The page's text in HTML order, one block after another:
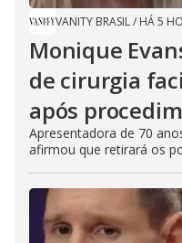
VANITY BRASIL/ HÁ 5
Monique
de cirurgia
após
Apresentadora de 70
afirmou que retirará os